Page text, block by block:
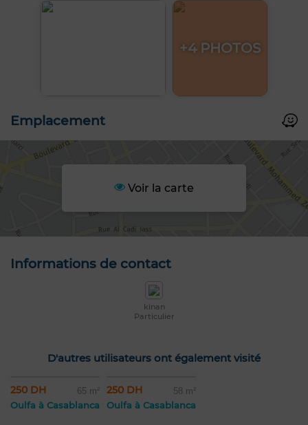
+4 PHOTOS
Emplacement
Voir la carte
Informations de contact
kinan
Particulier
D'autres utilisateurs ont également visité
250 DH 65 m²
Oulfa à Casablanca
250 DH 58 m²
Oulfa à Casablanca